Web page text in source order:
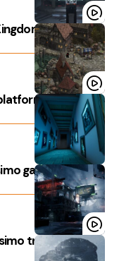
mostrato
ispirato
gameplay
trailer